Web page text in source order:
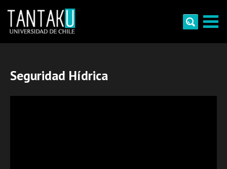
content
Seguridad Hídrica